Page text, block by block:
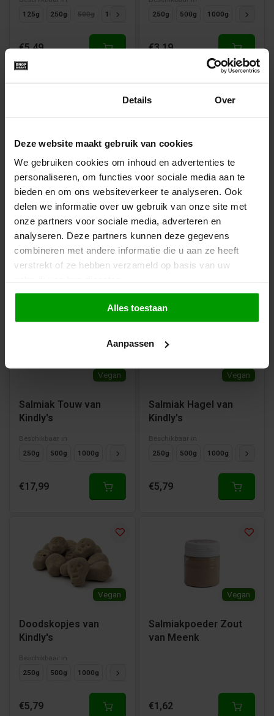
Details Over
Deze website maakt gebruik van cookies
We gebruiken cookies om inhoud en advertenties te
personaliseren, om functies voor sociale media aan te
bieden en om ons websiteverkeer te analyseren. Ook
delen we informatie over uw gebruik van onze site met
onze partners voor sociale media, adverteren en
analyseren. Deze partners kunnen deze gegevens
combineren met andere informatie die u aan ze heeft
verstrekt of ze hebben verzameld op basis van uw
Alles toestaan
Aanpassen
125g
250g 500g 1000g
€5,49
250g
500g 1000g 125g
€3,19
Rocket Balls Salmiak
van Frisia
Beschikbaar in
125g
250g 500g 1000g
€3,19
Bubs
Beschikbaar in
125g
250g 500g
€4,99
Vegan
Salmiak Touw van
Kindly's
Beschikbaar in
250g
500g 1000g 125g
€17,99
Vegan
Salmiak Hagel van
Kindly's
Beschikbaar in
250g
500g 1000g 125g
€5,79
Vegan
Doodskopjes van
Kindly's
Beschikbaar in
250g
500g 1000g 125g
€5,79
Vegan
Salmiakpoeder Zout
van Meenk
€1,62